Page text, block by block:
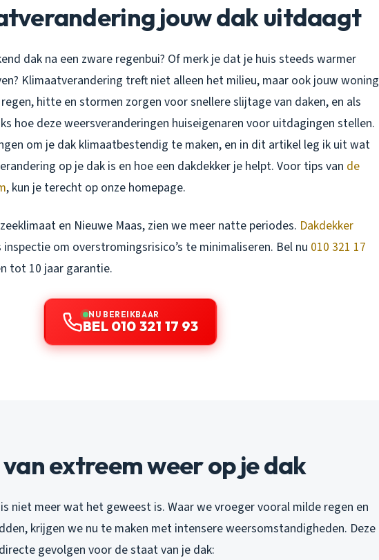
jouw dak uitdaagt
dak na een zware regenbui? Of merk je dat je huis steeds warmer
Klimaatverandering treft niet alleen het milieu, maar ook jouw woning
hitte en stormen zorgen voor snellere slijtage van daken, en als
hoe deze weersveranderingen huiseigenaren voor uitdagingen stellen.
om je dak klimaatbestendig te maken, en in dit artikel leg ik uit wat
op je dak is en hoe een dakdekker je helpt. Voor tips van de
, kun je terecht op onze homepage.
en Nieuwe Maas, zien we meer natte periodes. Dakdekker
om overstromingsrisico’s te minimaliseren. Bel nu 010 321 17
tot 10 jaar garantie.
NU BEREIKBAAR
BEL 010 321 17 93
extreem weer op je dak
niet meer wat het geweest is. Waar we vroeger vooral milde regen en
krijgen we nu te maken met intensere weersomstandigheden. Deze
gevolgen voor de staat van je dak: